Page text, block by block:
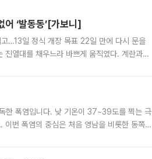
‘발동동’[가보니]
…13일 정식 개장 목표 22일 만에 다시 문을
진열대를 채우느라 바쁘게 움직였다. 계란과
한 폭염입니다. 낮 기온이 37~39도를 찍는 극
번 폭염의 중심은 처음 영남을 비롯한 동쪽